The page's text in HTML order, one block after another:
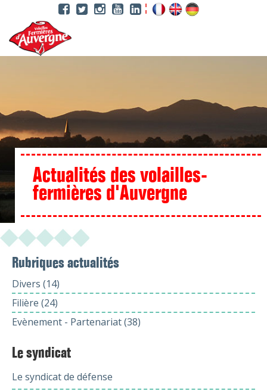
contenu
principal
Actualités des volailles-
fermières d'Auvergne
Rubriques actualités
Divers (14)
Filière (24)
Evènement - Partenariat (38)
Le syndicat
Le syndicat de défense